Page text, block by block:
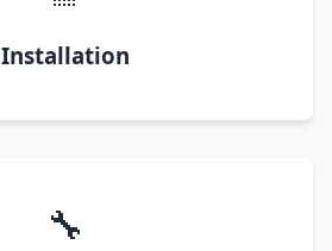
Installation
🔧